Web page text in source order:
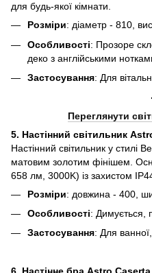
для будь-якої кімнати.
Розміри: діаметр - 810,
Особливості: Прозоре
деко з англійськими
Застосування: Для
Переглянути
5. Настінний світильник
Настінний світильник у стилі
матовим золотим фінішем.
658 лм, 3000K) із захистом
Розміри: довжина - 400,
Особливості: Димується,
Застосування: Для
6. Настінне бра Astro Caserta